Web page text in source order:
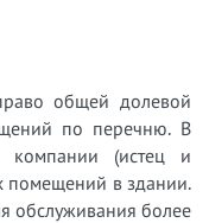
общей долевой
по перечню. В
компании (истец и
помещений в здании.
обслуживания более